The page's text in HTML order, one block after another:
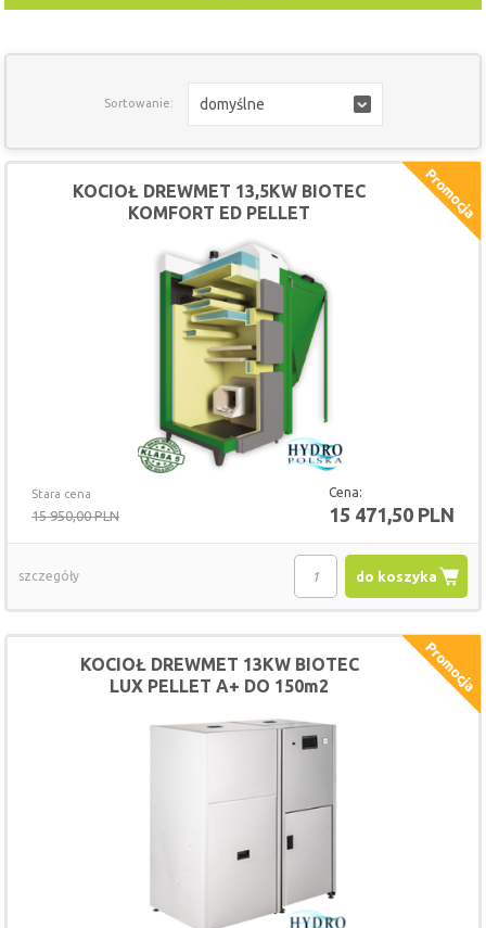
Sortowanie: domyślne
Stara cena
15 950,00 PLN
Cena:
15 471,50 PLN
KOCIOŁ DREWMET 13,5KW BIOTEC
KOMFORT ED PELLET
do koszyka
szczegóły
KOCIOŁ DREWMET 13KW BIOTEC
LUX PELLET A+ DO 150m2